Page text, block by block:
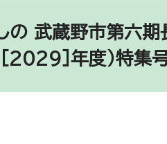
の 武蔵野市第六期
2029］年度）特